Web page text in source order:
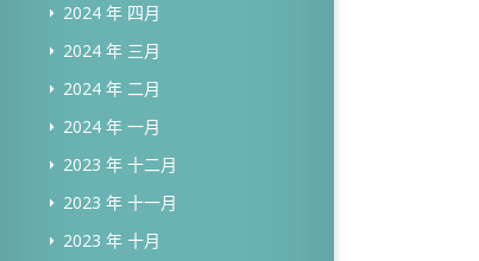
2024 年 四月
2024 年 三月
2024 年 二月
2024 年 一月
2023 年 十二月
2023 年 十一月
2023 年 十月